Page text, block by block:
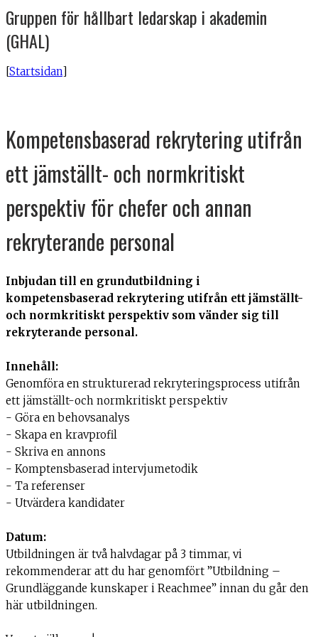
Gruppen för hållbart ledarskap i akademin
(GHAL)
[Startsidan]
Kompetensbaserad rekrytering utifrån
ett jämställt- och normkritiskt
perspektiv för chefer och annan
rekryterande personal
Inbjudan till en grundutbildning i
kompetensbaserad rekrytering utifrån ett jämställt-
och normkritiskt perspektiv som vänder sig till
rekryterande personal.
Innehåll:
Genomföra en strukturerad rekryteringsprocess utifrån
ett jämställt-och normkritiskt perspektiv
- Göra en behovsanalys
- Skapa en kravprofil
- Skriva en annons
- Komptensbaserad intervjumetodik
- Ta referenser
- Utvärdera kandidater
Datum:
Utbildningen är två halvdagar på 3 timmar, vi
rekommenderar att du har genomfört ”Utbildning –
Grundläggande kunskaper i Reachmee” innan du går den
här utbildningen.